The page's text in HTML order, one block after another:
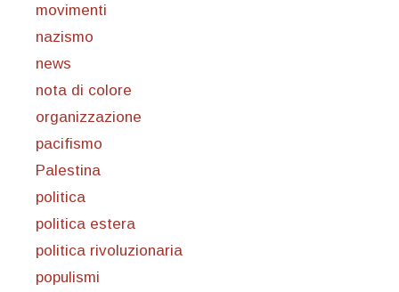
movimenti
nazismo
news
nota di colore
organizzazione
pacifismo
Palestina
politica
politica estera
politica rivoluzionaria
populismi